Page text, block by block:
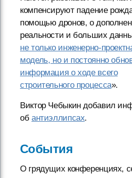
компенсируют падение
помощью дронов, о
реальности и больших
не только инженерно-
модель, но и постоянно
информация о ходе всего
строительного процесса».
Виктор Чебыкин добавил
об антиэллипсах.
События
О грядущих конференциях,